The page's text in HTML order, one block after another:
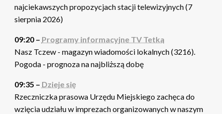
najciekawszych propozycjach stacji telewizyjnych (7
sierpnia 2026)
09:20 – Programy informacyjne TV Tetka
Nasz Tczew - magazyn wiadomości lokalnych (3216).
Pogoda - prognoza na najbliższą dobę
09:35 – Dzieje się
Rzeczniczka prasowa Urzędu Miejskiego zachęca do
wzięcia udziału w imprezach organizowanych w naszym